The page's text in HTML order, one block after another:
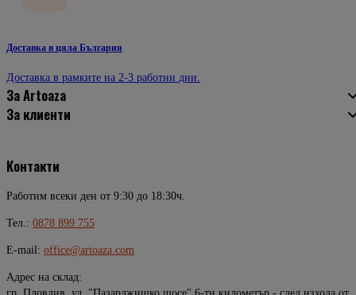
Доставка в цяла България
Доставка в рамките на 2-3 работни дни.
За Artoaza
За клиенти
Контакти
Работим всеки ден от 9:30 до 18:30ч.
Тел.: 0878 899 755
E-mail: office@artoaza.com
Адрес на склад: